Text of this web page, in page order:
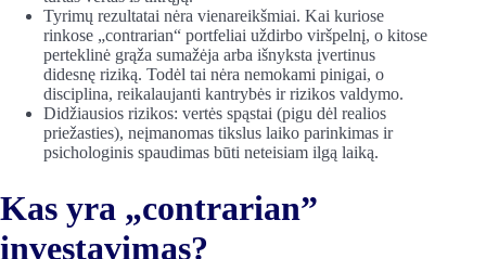
Tyrimų rezultatai nėra vienareikšmiai. Kai kuriose
rinkose „contrarian“ portfeliai uždirbo viršpelnį, o kitose
perteklinė grąža sumažėja arba išnyksta įvertinus
didesnę riziką. Todėl tai nėra nemokami pinigai, o
disciplina, reikalaujanti kantrybės ir rizikos valdymo.
Didžiausios rizikos: vertės spąstai (pigu dėl realios
priežasties), neįmanomas tikslus laiko parinkimas ir
psichologinis spaudimas būti neteisiam ilgą laiką.
Kas yra „contrarian”
investavimas?